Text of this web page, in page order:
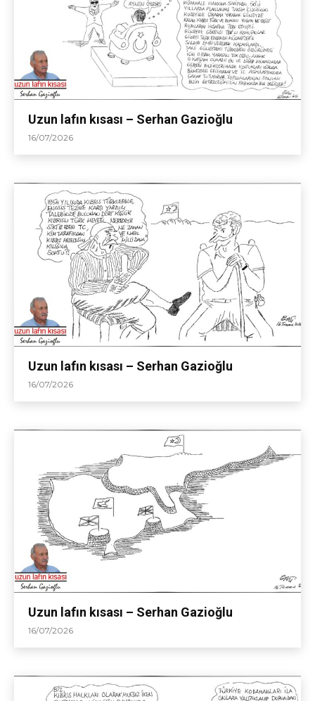
Uzun lafın kısası – Serhan Gazioğlu
16/07/2026
Uzun lafın kısası – Serhan Gazioğlu
16/07/2026
Uzun lafın kısası – Serhan Gazioğlu
16/07/2026